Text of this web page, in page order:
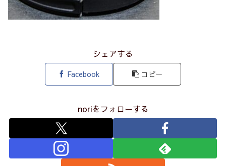
シェアする
Facebook コピー
noriをフォローする